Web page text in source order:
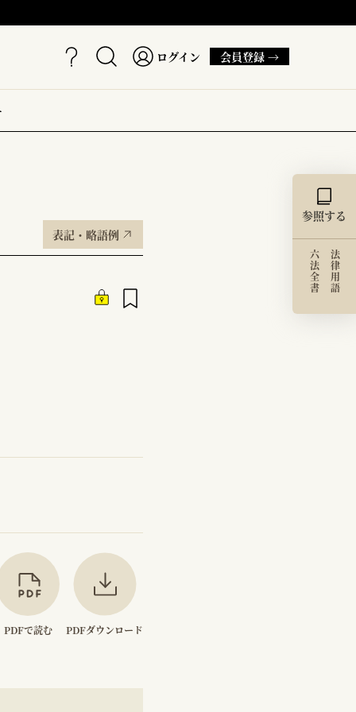
ログイン 会員登録 →
表記・略語例
PDFで読む PDFダウンロード
参照する
法律用語
六法全書